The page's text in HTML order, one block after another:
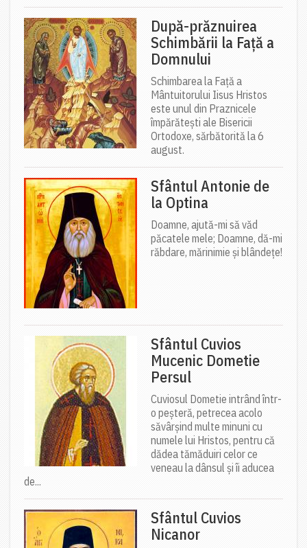
După-prăznuirea
Schimbării la Față a
Domnului
Schimbarea la Față a
Mântuitorului Iisus Hristos
este unul din Praznicele
împărătești ale Bisericii
Ortodoxe, sărbătorită la 6
august.
Sfântul Antonie de
la Optina
Doamne, ajută-mi să văd
păcatele mele; Doamne, dă-mi
răbdare, mărinimie şi blândeţe!
Sfântul Cuvios
Mucenic Dometie
Persul
Cuviosul Dometie intrând într-
o peșteră, petrecea acolo
săvârșind multe minuni cu
numele lui Hristos, pentru că
dădea tămăduiri celor ce
veneau la dânsul și îi aducea
de...
Sfântul Cuvios
Nicanor